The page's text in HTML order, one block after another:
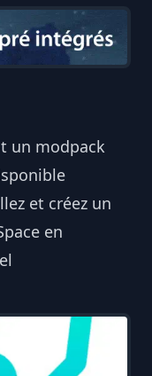
un modpack
et créez un
en